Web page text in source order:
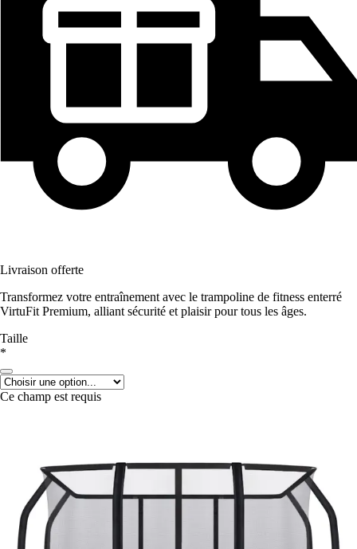
Livraison offerte
Transformez votre entraînement avec le trampoline de fitness enterré
VirtuFit Premium, alliant sécurité et plaisir pour tous les âges.
Taille
*
Ce champ est requis